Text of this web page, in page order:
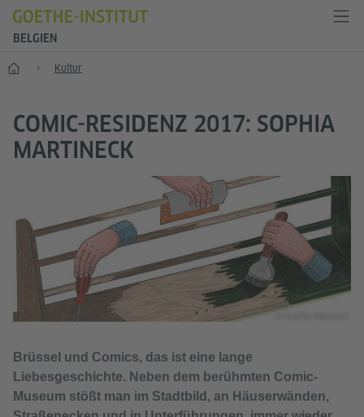
BELGIEN
Start Kultur
COMIC-RESIDENZ 2017: SOPHIA
MARTINECK
Brüssel und Comics, das ist eine lange
Liebesgeschichte. Neben dem berühmten Comic-
Museum stößt man im Stadtbild, an Häuserwänden,